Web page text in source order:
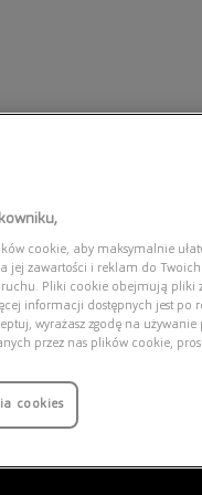
9144P1 Chromance
cookie, aby maksymalnie
jej zawartości i reklam do
Pliki cookie obejmują pliki
informacji dostępnych jest po
wyrażasz zgodę na
przez nas plików cookie,
cookies